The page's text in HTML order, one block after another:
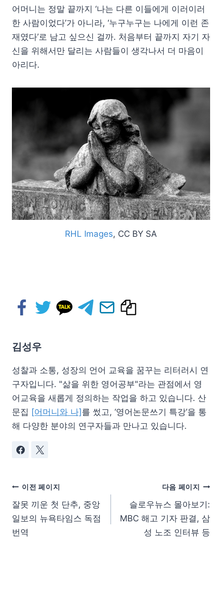
어머니는 정말 끝까지 ‘나는 다른 이들에게 이러이러
한 사람이었다’가 아니라, ‘누구누구는 나에게 이런 존
재였다’로 남고 싶으신 걸까. 처음부터 끝까지 자기 자
신을 위해서만 달리는 사람들이 생각나서 더 마음이
아리다.
RHL Images, CC BY SA
김성우
성찰과 소통, 성장의 언어 교육을 꿈꾸는 리터러시 연
구자입니다. "삶을 위한 영어공부"라는 관점에서 영
어교육을 새롭게 정의하는 작업을 하고 있습니다. 산
문집 [어머니와 나] 를 썼고, ‘영어논문쓰기 특강’을 통
해 다양한 분야의 연구자들과 만나고 있습니다.
이전 페이지
잘못 끼운 첫 단추, 중앙
일보의 뉴욕타임스 독점
번역
다음 페이지
슬로우뉴스 몰아보기:
MBC 해고 기자 판결, 삼
성 노조 인터뷰 등